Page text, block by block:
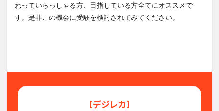
わっていらっしゃる方、目指している方全てにオススメで
す。是非この機会に受験を検討されてみてください。
【デジレカ】